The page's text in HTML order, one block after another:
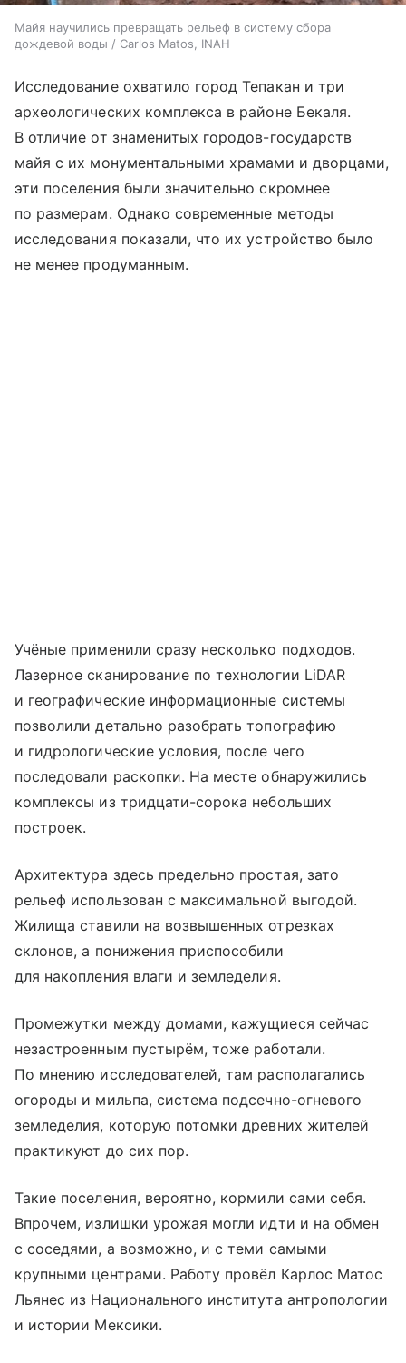
Майя научились превращать рельеф в систему сбора
дождевой воды / Carlos Matos, INAH
Исследование охватило город Тепакан и три
археологических комплекса в районе Бекаля.
В отличие от знаменитых городов-государств
майя с их монументальными храмами и дворцами,
эти поселения были значительно скромнее
по размерам. Однако современные методы
исследования показали, что их устройство было
не менее продуманным.
Учёные применили сразу несколько подходов.
Лазерное сканирование по технологии LiDAR
и географические информационные системы
позволили детально разобрать топографию
и гидрологические условия, после чего
последовали раскопки. На месте обнаружились
комплексы из тридцати-сорока небольших
построек.
Архитектура здесь предельно простая, зато
рельеф использован с максимальной выгодой.
Жилища ставили на возвышенных отрезках
склонов, а понижения приспособили
для накопления влаги и земледелия.
Промежутки между домами, кажущиеся сейчас
незастроенным пустырём, тоже работали.
По мнению исследователей, там располагались
огороды и мильпа, система подсечно-огневого
земледелия, которую потомки древних жителей
практикуют до сих пор.
Такие поселения, вероятно, кормили сами себя.
Впрочем, излишки урожая могли идти и на обмен
с соседями, а возможно, и с теми самыми
крупными центрами. Работу провёл Карлос Матос
Льянес из Национального института антропологии
и истории Мексики.